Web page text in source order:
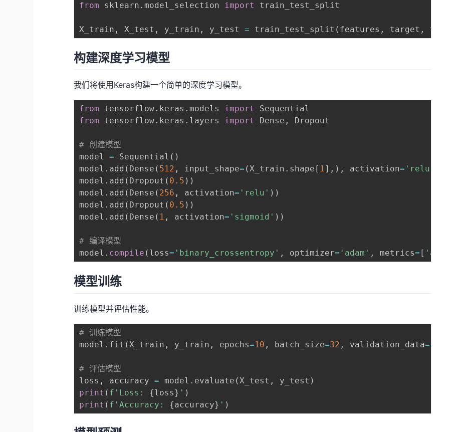
from sklearn . model_selection import train_test_split
X_train , X_test , y_train , y_test = train_test_split ( features , target , test_size
构建深度学习模型
我们将使用Keras构建一个简单的深度学习模型。
from tensorflow. keras . models import
from tensorflow. keras . layers import Dense , Dropout
# 创建模型
model = Sequential ( )
model . add ( Dense ( 512 , input_shape= (X_train . shape [ 1] , ) , activation= 'relu'
model . add ( Dropout ( 0.5 ) )
model . add ( Dense ( 256 , activation= 'relu' ) )
model . add ( Dropout ( 0.5 ) )
model . add ( Dense ( 1 , activation= 'sigmoid' ) )
# 编译模型
model . compile ( loss= 'binary_crossentropy' , optimizer= 'adam' , metrics= [ 'accuracy'
模型训练
训练模型并评估性能。
# 训练模型
model . fit ( X_train , y_train , epochs=10 , batch_size=32 , validation_data=
# 评估模型
loss , accuracy = model . evaluate ( X_test , y_test )
print ( f'Loss: {loss} ' )
print ( f'Accuracy: {accuracy} ' )